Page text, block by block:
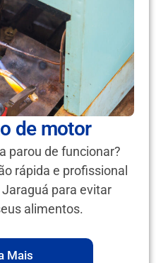
de motor
parou de funcionar?
rápida e profissional
para evitar
alimentos.
Mais